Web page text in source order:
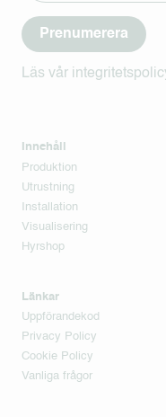
Prenumerera
Läs vår
Innehåll
Produktion
Utrustning
Installation
Visualisering
Hyrshop
Länkar
Uppförandekod
Privacy Policy
Cookie Policy
Vanliga frågor